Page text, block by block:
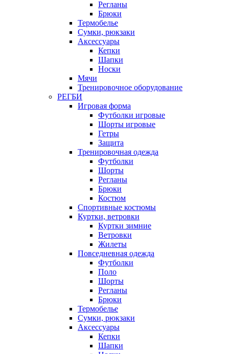
Регланы
Брюки
Термобелье
Сумки, рюкзаки
Аксессуары
Кепки
Шапки
Носки
Мячи
Тренировочное оборудование
РЕГБИ
Игровая форма
Футболки игровые
Шорты игровые
Гетры
Защита
Тренировочная одежда
Футболки
Шорты
Регланы
Брюки
Костюм
Спортивные костюмы
Куртки, ветровки
Куртки зимние
Ветровки
Жилеты
Повседневная одежда
Футболки
Поло
Шорты
Регланы
Брюки
Термобелье
Сумки, рюкзаки
Аксессуары
Кепки
Шапки